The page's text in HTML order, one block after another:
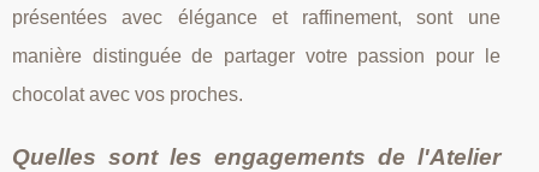
présentées avec élégance et raffinement, sont une
manière distinguée de partager votre passion pour le
chocolat avec vos proches.
Quelles sont les engagements de l'Atelier